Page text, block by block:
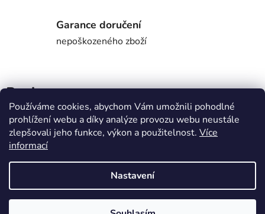
Používáme cookies, abychom Vám umožnili pohodlné
prohlížení webu a díky analýze provozu webu neustále
zlepšovali jeho funkce, výkon a použitelnost. Více
informací
Nastavení
Garance doručení
nepoškozeného zboží
Popis
ZnačkaEismann Petr
Diskuze
Vytvořil Shoptet